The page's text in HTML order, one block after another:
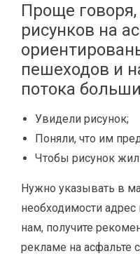
Проще
рисунков на
пешеходов и
потока
Увидели рисунок;
Поняли, что им
Чтобы рисунок жил
Нужно указывать в
необходимости
нам, получите
рекламе на асфальте